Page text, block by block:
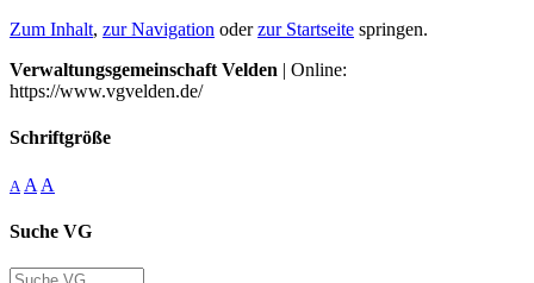
Zum Inhalt, zur Navigation oderzur Startseite springen.
Verwaltungsgemeinschaft Velden | Online:
https://www.vgvelden.de/
Schriftgröße
A A A
Suche VG